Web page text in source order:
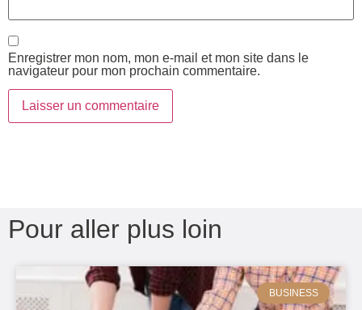
Enregistrer mon nom, mon e-mail et mon site dans le
navigateur pour mon prochain commentaire.
Pour aller plus loin
BUSINESS